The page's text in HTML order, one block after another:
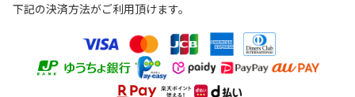
下記の決済方法がご利用頂けます。